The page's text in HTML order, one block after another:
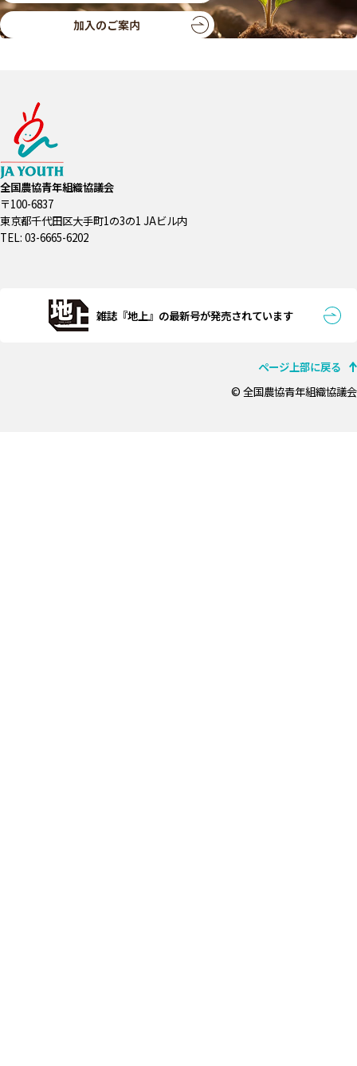
加入のご案内
全国農協青年組織協議会
〒100-6837
東京都千代田区大手町1の3の1 JAビル内
TEL: 03-6665-6202
雑誌『地上』の最新号が発売されています
ページ上部に戻る
© 全国農協青年組織協議会